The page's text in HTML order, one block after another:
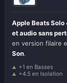
Apple Beats Solo
et audio sans
en version filaire
Son.
+1 en Basses
+4.5 en Isolation